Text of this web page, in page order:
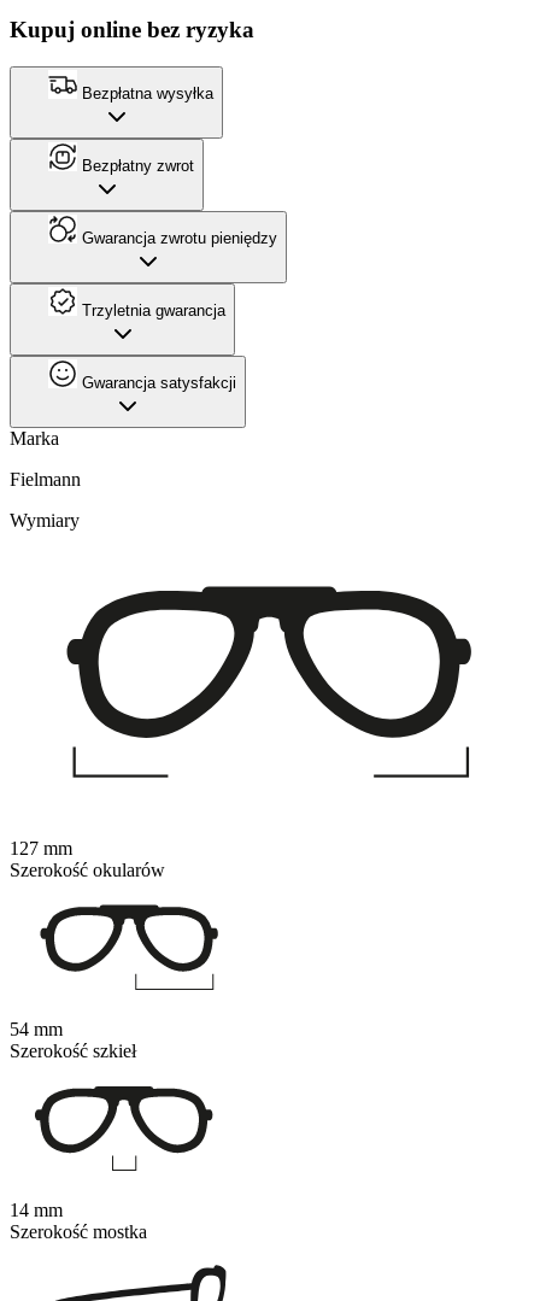
Kupuj online bez ryzyka
Bezpłatna wysyłka
Bezpłatny zwrot
Gwarancja zwrotu pieniędzy
Trzyletnia gwarancja
Gwarancja satysfakcji
Marka
Fielmann
Wymiary
127 mm
Szerokość okularów
54 mm
Szerokość szkieł
14 mm
Szerokość mostka